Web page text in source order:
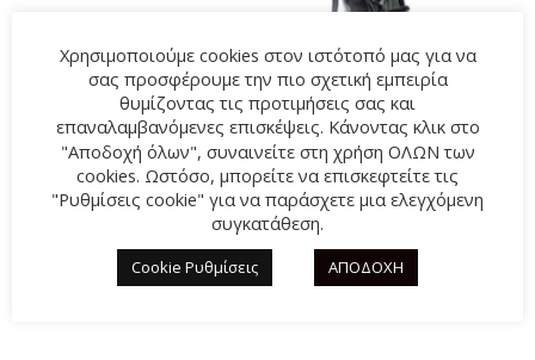
Μπαλαρίνα ADAM’S
882/7701-39 ΛΕΥΚΟ
Original
15,00€Η
Μποτάκι RSHOES 60
NOIR ΜΑΥΡΟ
59,00€Original
29,00€Η
Χρησιμοποιούμε cookies στον ιστότοπό μας για να
σας προσφέρουμε την πιο σχετική εμπειρία
θυμίζοντας τις προτιμήσεις σας και
επαναλαμβανόμενες επισκέψεις. Κάνοντας κλικ στο
"Αποδοχή όλων", συναινείτε στη χρήση ΟΛΩΝ των
cookies. Ωστόσο, μπορείτε να επισκεφτείτε τις
"Ρυθμίσεις cookie" για να παράσχετε μια ελεγχόμενη
συγκατάθεση.
Cookie Ρυθμίσεις ΑΠΟΔΟΧΗ